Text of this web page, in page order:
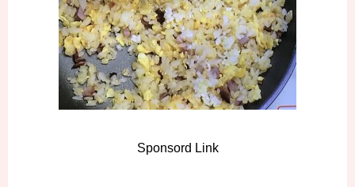
Sponsord Link